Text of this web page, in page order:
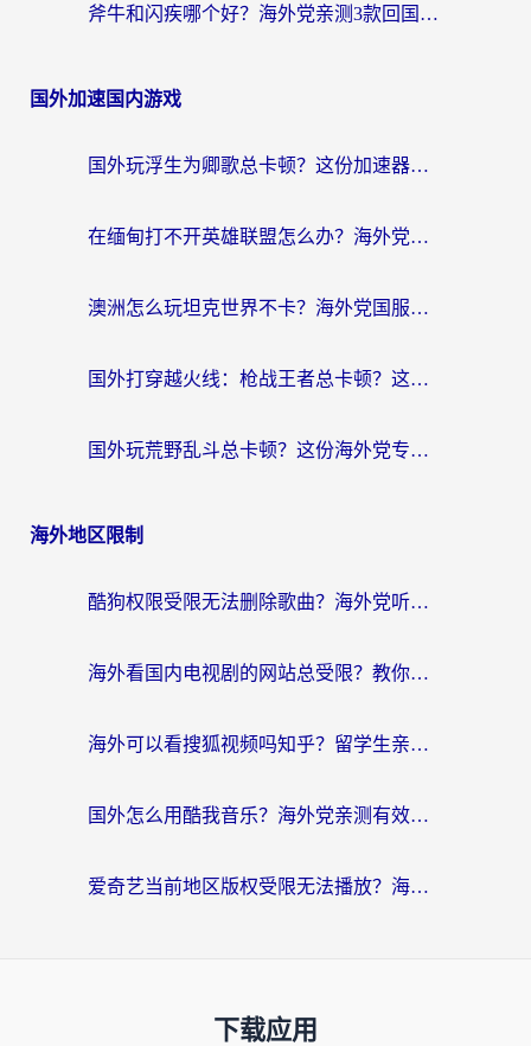
斧牛和闪疾哪个好？海外党亲测3款回国加速器，教你选到不踩坑的那一款
国外加速国内游戏
国外玩浮生为卿歌总卡顿？这份加速器选择指南帮你找回丝滑体验
在缅甸打不开英雄联盟怎么办？海外党亲测有效的国服游戏加速指南
澳洲怎么玩坦克世界不卡？海外党国服游戏加速终极指南（附逆战奇妙碰碰车解决方案）
国外打穿越火线：枪战王者总卡顿？这篇加速器推荐下载指南帮你解决延迟难题
国外玩荒野乱斗总卡顿？这份海外党专属的国服游戏加速攻略请收好
海外地区限制
酷狗权限受限无法删除歌曲？海外党听国内音乐的终极解决方案来了
海外看国内电视剧的网站总受限？教你选对回国加速器，轻松追热剧
海外可以看搜狐视频吗知乎？留学生亲测有效的回国加速器选择指南
国外怎么用酷我音乐？海外党亲测有效的回国加速方案，附千千音乐中文歌收听指南
爱奇艺当前地区版权受限无法播放？海外党追剧看电影的终极解决方案来了
下载应用